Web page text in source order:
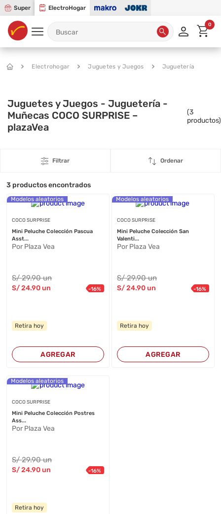
Super ElectroHogar
0
Electrohogar Juguetes y Juegos Juguetería
Juguetes y Juegos - Juguetería -
Muñecas COCO SURPRISE –
plazaVea
(3
productos)
Filtrar Ordenar
3 productos encontrados
Modelos aleatorios
COCO SURPRISE
Mini Peluche Colección Pascua
Asst...
Por Plaza Vea
S/29.90 un
S/24.90 un -16%
Retira hoy
AGREGAR
Modelos aleatorios
COCO SURPRISE
Mini Peluche Colección San
Valenti...
Por Plaza Vea
S/29.90 un
S/24.90un -16%
Retira hoy
AGREGAR
Modelos aleatorios
COCO SURPRISE
Mini Peluche Colección Postres
Ass...
Por Plaza Vea
S/29.90 un
S/24.90 un -16%
Retira hoy